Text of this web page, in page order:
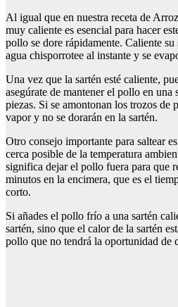
Al igual que en nuestra receta de
muy caliente es esencial para hacer
pollo se dore rápidamente. Caliente su
agua chisporrotee al instante y se
Una vez que la sartén esté caliente,
asegúrate de mantener el pollo en una
piezas. Si se amontonan los trozos de
vapor y no se dorarán en la sartén.
Otro consejo importante para saltear
cerca posible de la temperatura
significa dejar el pollo fuera para que
minutos en la encimera, que es el
corto.
Si añades el pollo frío a una sartén
sartén, sino que el calor de la sartén
pollo que no tendrá la oportunidad de